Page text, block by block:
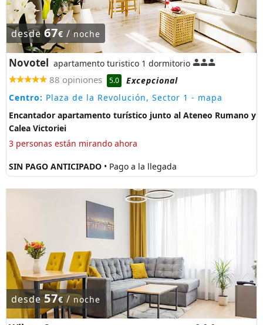
desde 67€/noche
Novotel apartamento turistico 1 dormitorio
88 opiniones 5.0
Excepcional
Centro: Plaza de la Revolución, Sector 1 - mapa
Encantador apartamento turístico junto al Ateneo Rumano y
Calea Victoriei
3 personas están mirando ahora
SIN PAGO ANTICIPADO • Pago a la llegada
desde57€/ noche